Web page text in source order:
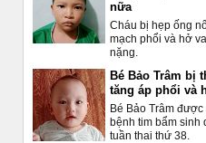
nữa
Cháu bị hẹp ống
mạch phổi và hở
nặng.
Bé Bảo Trâm bị
tăng áp phổi và
Bé Bảo Trâm
bệnh tim bẩm sinh
tuần thai thứ 38.